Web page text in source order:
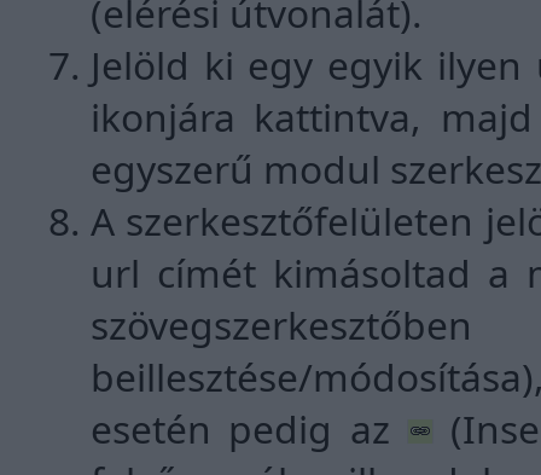
(elérési útvonalát).
Jelöld ki egy egyik
ikonjára kattintva,
egyszerű modul
A szerkesztőfelületen
url címét kimásoltad a
beillesztése/
esetén pedig az